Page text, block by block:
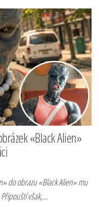
«Black Alien»
do obrazu «Black Alien» mu
však,…